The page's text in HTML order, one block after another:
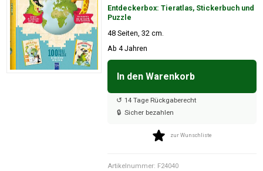
Entdeckerbox: Tieratlas, Stickerbuch und
Puzzle
48 Seiten, 32 cm.
Ab 4 Jahren
In den Warenkorb
↺ 14 Tage Rückgaberecht
🔒 Sicher bezahlen
zur Wunschliste
Artikelnummer: F24040